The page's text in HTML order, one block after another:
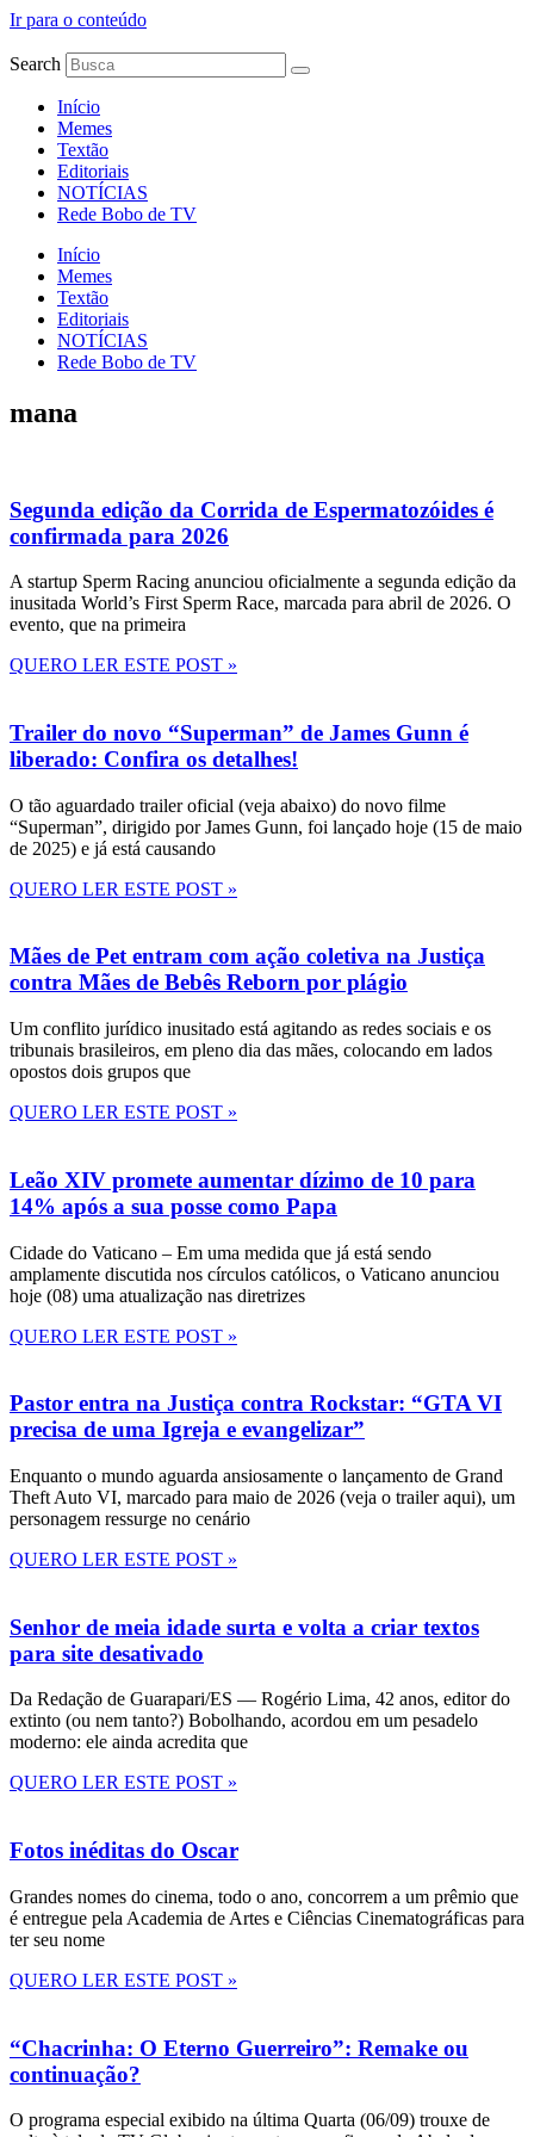
Ir para o conteúdo
Search
Início
Memes
Textão
Editoriais
NOTÍCIAS
Rede Bobo de TV
Início
Memes
Textão
Editoriais
NOTÍCIAS
Rede Bobo de TV
mana
Segunda edição da Corrida de Espermatozóides é
confirmada para 2026
A startup Sperm Racing anunciou oficialmente a segunda edição da
inusitada World’s First Sperm Race, marcada para abril de 2026. O
evento, que na primeira
QUERO LER ESTE POST »
Trailer do novo “Superman” de James Gunn é
liberado: Confira os detalhes!
O tão aguardado trailer oficial (veja abaixo) do novo filme
“Superman”, dirigido por James Gunn, foi lançado hoje (15 de maio
de 2025) e já está causando
QUERO LER ESTE POST »
Mães de Pet entram com ação coletiva na Justiça
contra Mães de Bebês Reborn por plágio
Um conflito jurídico inusitado está agitando as redes sociais e os
tribunais brasileiros, em pleno dia das mães, colocando em lados
opostos dois grupos que
QUERO LER ESTE POST »
Leão XIV promete aumentar dízimo de 10 para
14% após a sua posse como Papa
Cidade do Vaticano – Em uma medida que já está sendo
amplamente discutida nos círculos católicos, o Vaticano anunciou
hoje (08) uma atualização nas diretrizes
QUERO LER ESTE POST »
Pastor entra na Justiça contra Rockstar: “GTA VI
precisa de uma Igreja e evangelizar”
Enquanto o mundo aguarda ansiosamente o lançamento de Grand
Theft Auto VI, marcado para maio de 2026 (veja o trailer aqui), um
personagem ressurge no cenário
QUERO LER ESTE POST »
Senhor de meia idade surta e volta a criar textos
para site desativado
Da Redação de Guarapari/ES — Rogério Lima, 42 anos, editor do
extinto (ou nem tanto?) Bobolhando, acordou em um pesadelo
moderno: ele ainda acredita que
QUERO LER ESTE POST »
Fotos inéditas do Oscar
Grandes nomes do cinema, todo o ano, concorrem a um prêmio que
é entregue pela Academia de Artes e Ciências Cinematográficas para
ter seu nome
QUERO LER ESTE POST »
“Chacrinha: O Eterno Guerreiro”: Remake ou
continuação?
O programa especial exibido na última Quarta (06/09) trouxe de